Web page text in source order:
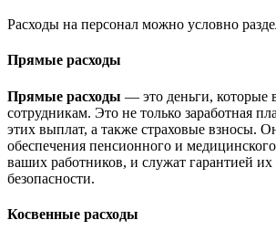
Расходы на персонал можно условно
Прямые расходы
Прямые расходы — это деньги, которые
сотрудникам. Это не только заработная
этих выплат, а также страховые взносы.
обеспечения пенсионного и
ваших работников, и служат гарантией
безопасности.
Косвенные расходы